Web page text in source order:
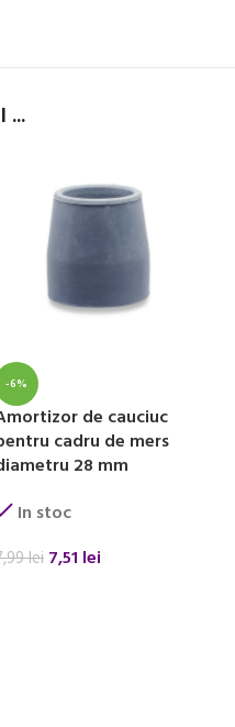
...
-6%
de cauciuc
cadru de mers
28 mm
In stoc
lei 7,51 lei